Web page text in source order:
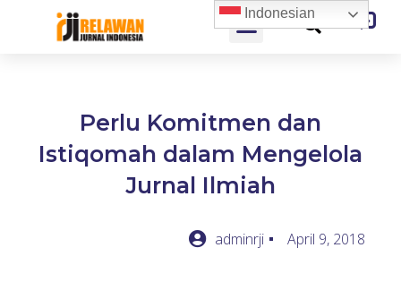
Perlu Komitmen dan
Istiqomah dalam Mengelola
Jurnal Ilmiah
adminrji April 9, 2018
Indonesian